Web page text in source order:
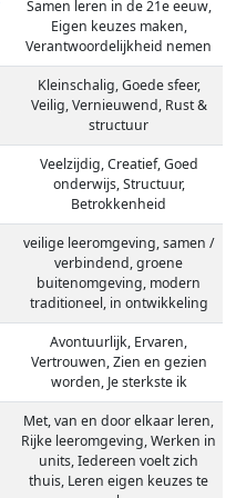
Samen leren in de 21e eeuw,
Eigen keuzes maken,
Verantwoordelijkheid nemen
Kleinschalig, Goede sfeer,
Veilig, Vernieuwend, Rust &
structuur
Veelzijdig, Creatief, Goed
onderwijs, Structuur,
Betrokkenheid
veilige leeromgeving, samen /
verbindend, groene
buitenomgeving, modern
traditioneel, in ontwikkeling
Avontuurlijk, Ervaren,
Vertrouwen, Zien en gezien
worden, Je sterkste ik
Met, van en door elkaar leren,
Rijke leeromgeving, Werken in
units, Iedereen voelt zich
thuis, Leren eigen keuzes te